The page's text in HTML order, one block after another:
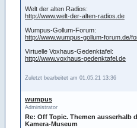
Welt der alten Radios:
http://www.welt-der-alten-radios.de
Wumpus-Gollum-Forum:
http://www.wumpus-gollum-forum.de/
Virtuelle Voxhaus-Gedenktafel:
http://www.voxhaus-gedenktafel.de
Zuletzt bearbeitet am 01.05.21 13:36
wumpus
Administrator
Re: Off Topic. Themen ausserhalb
Kamera-Museum